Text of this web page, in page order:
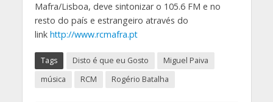
Mafra/Lisboa, deve sintonizar o 105.6 FM e no
resto do país e estrangeiro através do
link http://www.rcmafra.pt
Tags Disto é que eu Gosto
Miguel Paiva
música
RCM Rogério Batalha